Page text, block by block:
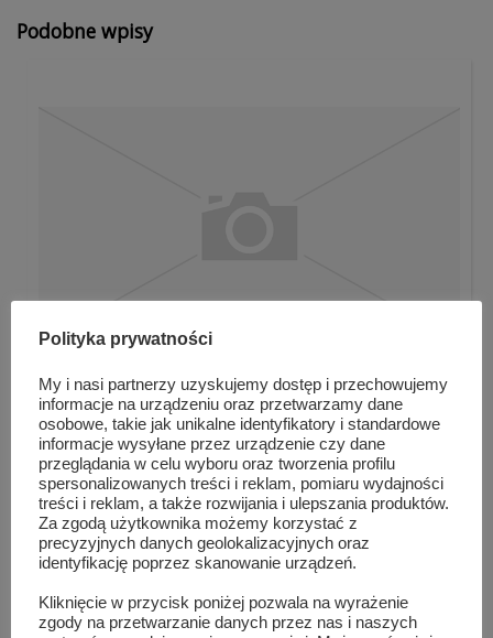
Podobne wpisy
Święto szkoły – Imieniny króla Jana
Polityka prywatności
My i nasi partnerzy uzyskujemy dostęp i przechowujemy
informacje na urządzeniu oraz przetwarzamy dane
osobowe, takie jak unikalne identyfikatory i standardowe
informacje wysyłane przez urządzenie czy dane
przeglądania w celu wyboru oraz tworzenia profilu
spersonalizowanych treści i reklam, pomiaru wydajności
treści i reklam, a także rozwijania i ulepszania produktów.
Za zgodą użytkownika możemy korzystać z
precyzyjnych danych geolokalizacyjnych oraz
identyfikację poprzez skanowanie urządzeń.
Kliknięcie w przycisk poniżej pozwala na wyrażenie
zgody na przetwarzanie danych przez nas i naszych